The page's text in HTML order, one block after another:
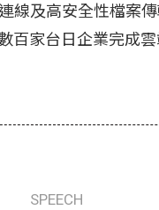
線及高安全性檔案
百家台日企業完成
SPEECH